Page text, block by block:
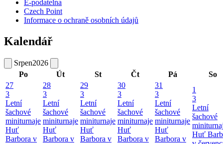
E-podatelna
Czech Point
Informace o ochraně osobních údajů
Kalendář
Srpen2026
Po
Út St Čt Pá
So
27
3
Letní
šachové
miniturnaje
Huť
Barbora v
28
3
Letní
šachové
miniturnaje
Huť
Barbora v
29
3
Letní
šachové
miniturnaje
Huť
Barbora v
30
3
Letní
šachové
miniturnaje
Huť
Barbora v
31
3
Letní
šachové
miniturnaje
Huť
Barbora v
1
3
Letní
šachové
Huť